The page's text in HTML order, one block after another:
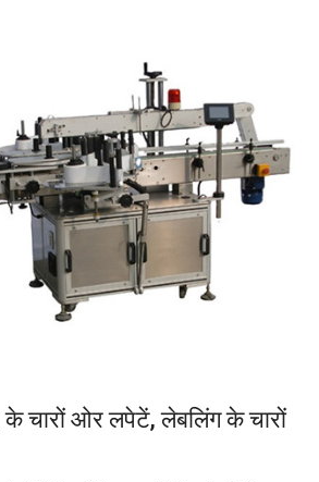
चारों ओर लपेटें, लेबलिंग के चारों